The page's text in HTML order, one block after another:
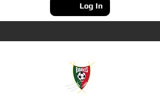
Log In